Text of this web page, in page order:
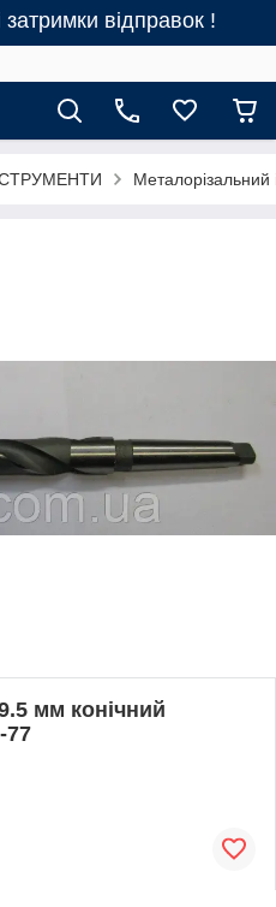
відправок !
Металорізальний
мм конічний
77